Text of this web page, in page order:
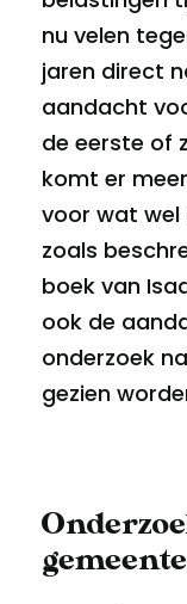
nu velen
jaren direct
aandacht
de eerste of
komt er
voor wat wel
zoals
boek van
ook de
onderzoek
gezien
gemeente